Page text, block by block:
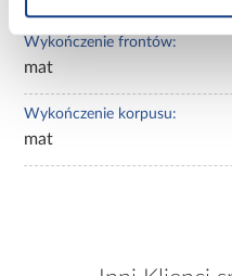
Wykończenie frontów:
mat
Wykończenie korpusu:
mat